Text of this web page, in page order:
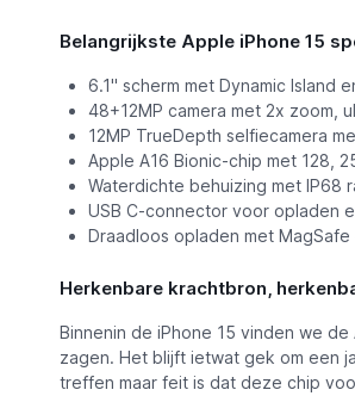
Belangrijkste Apple iPhone 15
6.1" scherm met Dynamic Island
48+12MP camera met 2x zoom,
12MP TrueDepth selfiecamera
Apple A16 Bionic-chip met 128,
Waterdichte behuizing met IP68
USB C-connector voor opladen
Draadloos opladen met
Herkenbare krachtbron,
Binnenin de iPhone 15 vinden we
zagen. Het blijft ietwat gek om een
treffen maar feit is dat deze chip